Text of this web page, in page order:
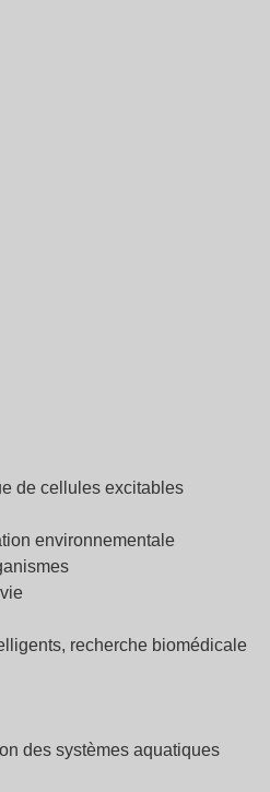
de cellules excitables
environnementale
recherche biomédicale
des systèmes aquatiques